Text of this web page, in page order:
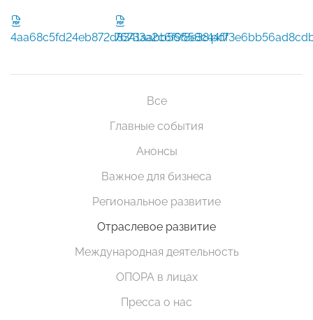
4aa68c5fd24eb872d8341aabb56f8e38.pdf
Все
Главные события
Анонсы
Важное для бизнеса
Региональное развитие
Отраслевое развитие
Международная деятельность
ОПОРА в лицах
Пресса о нас